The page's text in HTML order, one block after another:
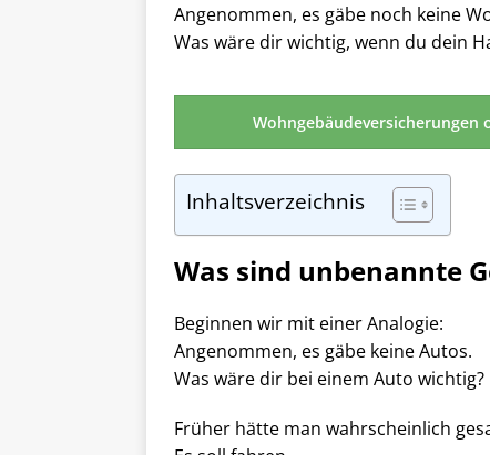
Angenommen, es gäbe noch keine
Was wäre dir wichtig, wenn du dein
Wohngebäudeversicherungen
Inhaltsverzeichnis
Was sind unbenannte
Beginnen wir mit einer Analogie:
Angenommen, es gäbe keine Autos.
Was wäre dir bei einem Auto wichtig?
Früher hätte man wahrscheinlich